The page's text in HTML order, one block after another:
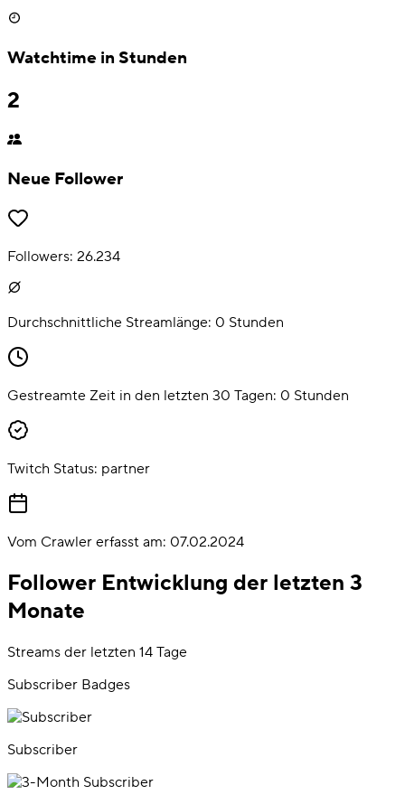
Watchtime in Stunden
2
Neue Follower
Followers: 26.234
Durchschnittliche Streamlänge: 0 Stunden
Gestreamte Zeit in den letzten 30 Tagen: 0 Stunden
Twitch Status: partner
Vom Crawler erfasst am: 07.02.2024
Follower Entwicklung der letzten 3
Monate
Streams der letzten 14 Tage
Subscriber Badges
Subscriber